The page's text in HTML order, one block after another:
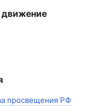
движение
просвещения РФ